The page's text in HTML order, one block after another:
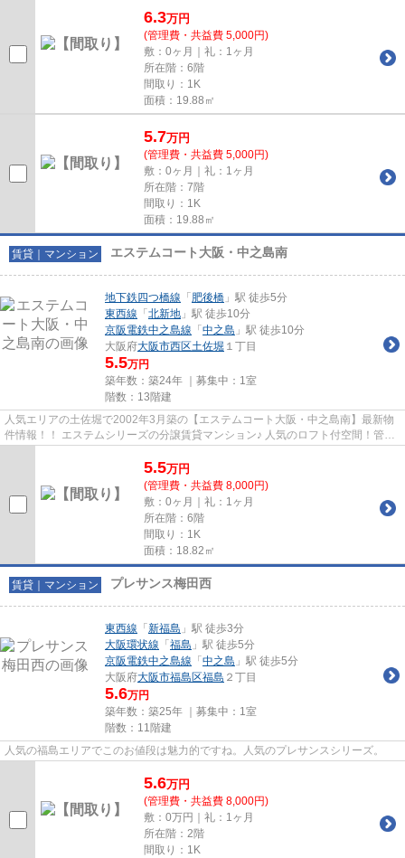
6.3万円
(管理費・共益費 5,000円)
敷：0ヶ月｜礼：1ヶ月
所在階：6階
間取り：1K
面積：19.88㎡
5.7万円
(管理費・共益費 5,000円)
敷：0ヶ月｜礼：1ヶ月
所在階：7階
間取り：1K
面積：19.88㎡
賃貸｜マンション エステムコート大阪・中之島南
地下鉄四つ橋線 「 肥後橋 」駅 徒歩5分
東西線 「 北新地 」駅 徒歩10分
京阪電鉄中之島線 「 中之島 」駅 徒歩10分
大阪府大阪市西区土佐堀 １丁目
5.5万円
築年数：築24年 ｜募集中： 1室
階数：13階建
人気エリアの土佐堀で2002年3月築の【エステムコート大阪・中之島南】最新物
件情報！！ エステムシリーズの分譲賃貸マンション♪ 人気のロフト付空間！管理
5.5万円
(管理費・共益費 8,000円)
敷：0ヶ月｜礼：1ヶ月
所在階：6階
間取り：1K
面積：18.82㎡
賃貸｜マンション プレサンス梅田西
東西線 「 新福島 」駅 徒歩3分
大阪環状線 「 福島 」駅 徒歩5分
京阪電鉄中之島線 「 中之島 」駅 徒歩5分
大阪府大阪市福島区福島 ２丁目
5.6万円
築年数：築25年 ｜募集中： 1室
階数：11階建
人気の福島エリアでこのお値段は魅力的ですね。人気のプレサンスシリーズ。
5.6万円
(管理費・共益費 8,000円)
敷：0万円｜礼：1ヶ月
所在階：2階
間取り：1K